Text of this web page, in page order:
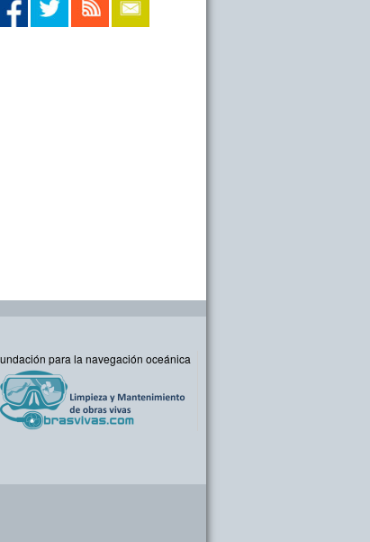
para la navegación oceánica